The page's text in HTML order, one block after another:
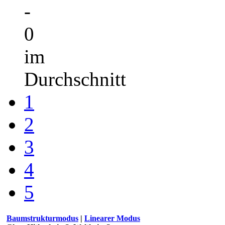
-
0
im
Durchschnitt
1
2
3
4
5
Baumstrukturmodus | Linearer Modus